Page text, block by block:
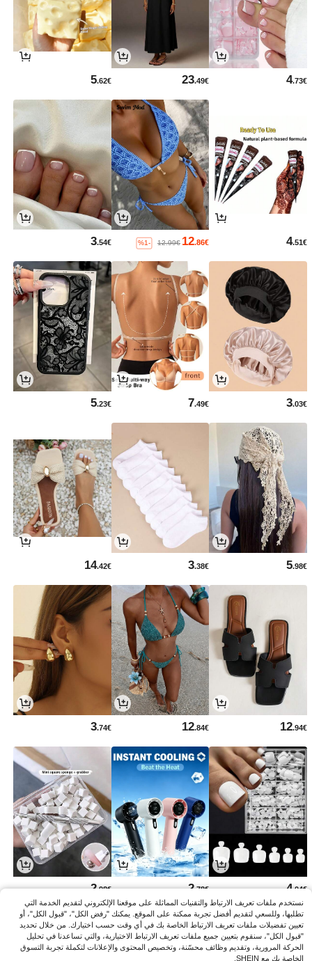
4.73€
23.49€
5.62€
4.51€
12.86€
12.99€
%1-
3.54€
3.03€
7.49€
5.23€
5.98€
3.38€
14.42€
12.94€
12.84€
3.74€
4.04€
2.78€
2.98€
نستخدم ملفات تعريف الارتباط والتقنيات المماثلة على موقعنا الإلكتروني لتقديم الخدمة التي
تطلبها، وللسعي لتقديم أفضل تجربة ممكنة على الموقع. يمكنك "رفض الكل"، "قبول الكل"، أو
تعيين تفضيلات ملفات تعريف الارتباط الخاصة بك في أي وقت حسب اختيارك. من خلال تحديد
"قبول الكل"، سنقوم بتعيين جميع ملفات تعريف الارتباط الاختيارية، والتي تساعدنا في تحليل
الحركة المرورية، وتقديم وظائف محسّنة، وتخصيص المحتوى والإعلانات لتكملة تجربة التسوق
الخاصة بك مع SHEIN.